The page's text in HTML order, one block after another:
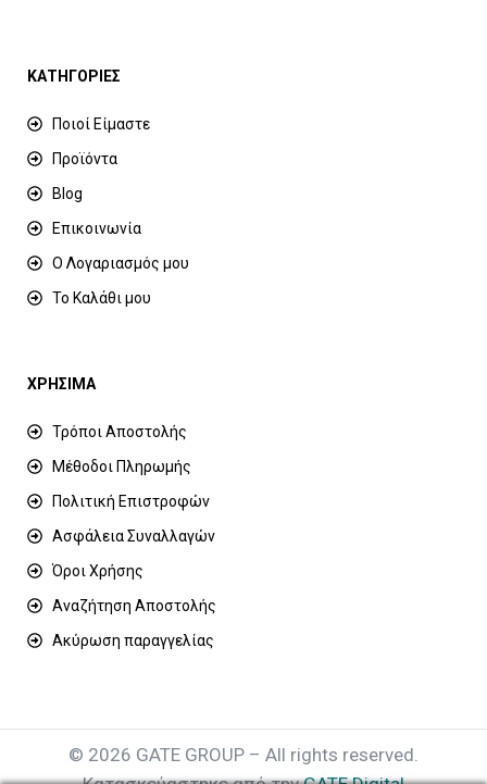
ΚΑΤΗΓΟΡΙΕΣ
Ποιοί Είμαστε
Προϊόντα
Blog
Επικοινωνία
Ο Λογαριασμός μου
Το Καλάθι μου
ΧΡΗΣΙΜΑ
Τρόποι Αποστολής
Μέθοδοι Πληρωμής
Πολιτική Επιστροφών
Ασφάλεια Συναλλαγών
Όροι Χρήσης
Αναζήτηση Αποστολής
Ακύρωση παραγγελίας
© 2026 GATE GROUP – All rights reserved.